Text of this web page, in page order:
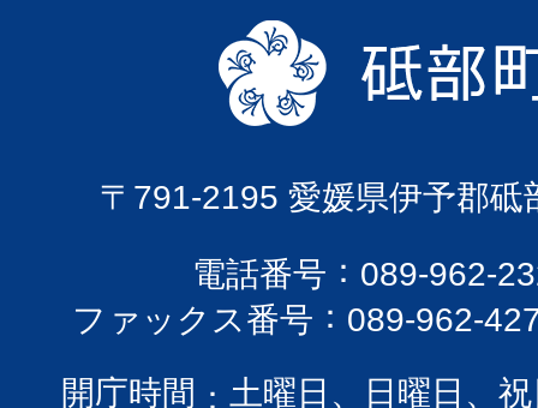
〒791-2195 愛媛県伊予郡砥
電話番号
089-962-
ファックス番号
089-962-
開庁時間
土曜日、日曜日、